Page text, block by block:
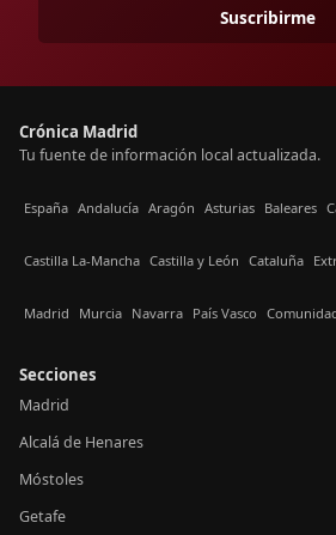
Suscribirme
Crónica Madrid
Tu fuente de información local actualizada.
España Andalucía Aragón Asturias Baleares
Castilla La-Mancha Castilla y León Cataluña
Madrid Murcia Navarra País Vasco
Secciones
Madrid
Alcalá de Henares
Móstoles
Getafe